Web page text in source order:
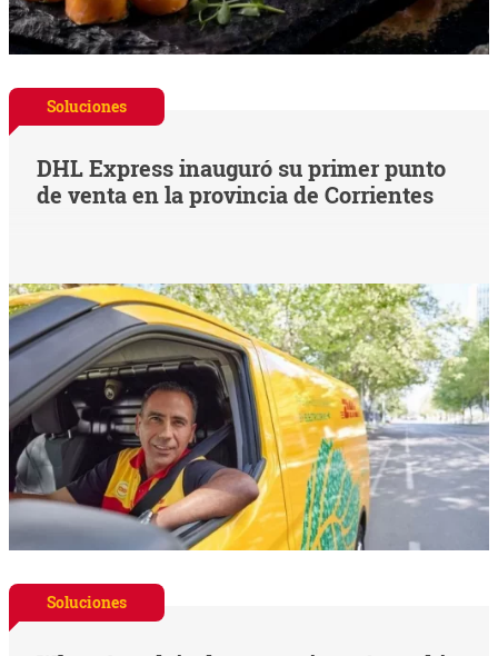
Soluciones
DHL Express inauguró su primer punto
de venta en la provincia de Corrientes
Soluciones